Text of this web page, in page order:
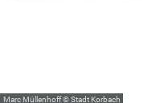
Marc Müllenhoff © Stadt Korbach